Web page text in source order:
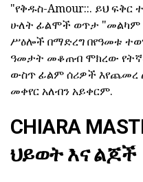
"የቅዱስ-Amour::. ይህ ፍቅር
ሁለት ፊልሞች ወጥታ "መልካም
ሥዕሎች በማድረግ በየዓመቱ
ዓመታት መቆጠብ ሞክረው
ውስጥ ፊልም ሰሪዎች እየጨመረ
መቀየር አለብን አይቀርም.
CHIARA
ህይወት እና ልጆች